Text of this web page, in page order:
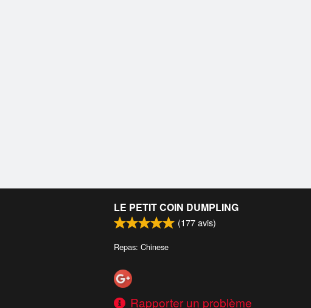
LE PETIT COIN DUMPLING
(177avis)
Repas: Chinese
Rapporter un problème